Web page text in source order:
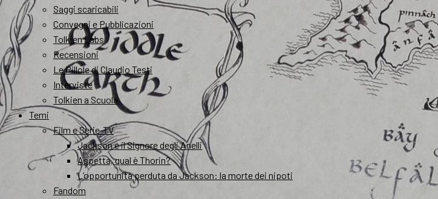
Saggi scaricabili
Convegni e Pubblicazioni
Tolkien Labs
Recensioni
Le Pillole di Claudio Testi
Interviste
Tolkien a Scuola
Temi
Film e Serie-TV
Jackson e il Signore degli Anelli
Aspetta, qual è Thorin?
L’opportunità perduta da Jackson: la morte dei nipoti
Fandom